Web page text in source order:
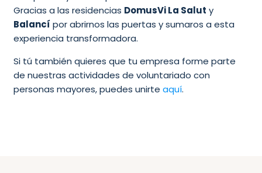
Gracias a las residencias DomusVi La Salut y
Balancí por abrirnos las puertas y sumaros a esta
experiencia transformadora.
Si tú también quieres que tu empresa forme parte
de nuestras actividades de voluntariado con
personas mayores, puedes unirte aquí.